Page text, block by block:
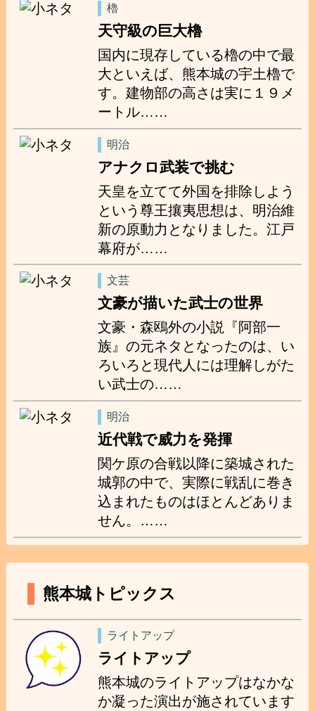
櫓
天守級の巨大櫓
国内に現存している櫓の中で最
大といえば、熊本城の宇土櫓で
す。建物部の高さは実に１９メ
ートル……
明治
アナクロ武装で挑む
天皇を立てて外国を排除しよう
という尊王攘夷思想は、明治維
新の原動力となりました。江戸
幕府が……
文芸
文豪が描いた武士の世界
文豪・森鴎外の小説『阿部一
族』の元ネタとなったのは、い
ろいろと現代人には理解しがた
い武士の……
明治
近代戦で威力を発揮
関ケ原の合戦以降に築城された
城郭の中で、実際に戦乱に巻き
込まれたものはほとんどありま
せん。……
熊本城トピックス
ライトアップ
ライトアップ
熊本城のライトアップはなかな
か凝った演出が施されています